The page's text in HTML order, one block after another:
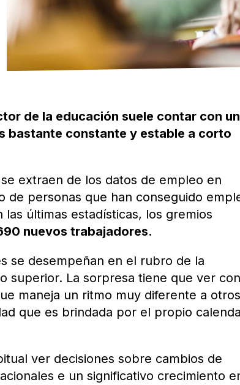
de la educación suele contar con
bastante constante y estable a corto
extraen de los datos de empleo en
de personas que han conseguido
las últimas estadísticas, los gremios
nuevos trabajadores.
se desempeñan en el rubro de la
superior. La sorpresa tiene que ver
maneja un ritmo muy diferente a
que es brindada por el propio
ver decisiones sobre cambios de
e un significativo crecimiento